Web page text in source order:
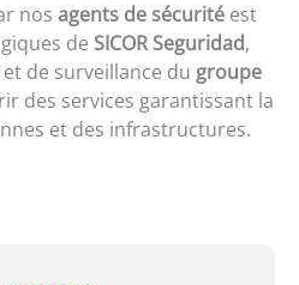
nos agents de sécurité est
de SICOR Seguridad,
de surveillance du groupe
des services garantissant la
et des infrastructures.